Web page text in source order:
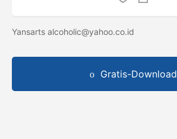
Yansarts alcoholic@yahoo.co.id
Gratis-Download